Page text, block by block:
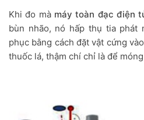
Khi đo mà máy toàn đạc điện
bùn nhão, nó hấp thụ tia phát
phục bằng cách đặt vật cứng
thuốc lá, thậm chí chỉ là để